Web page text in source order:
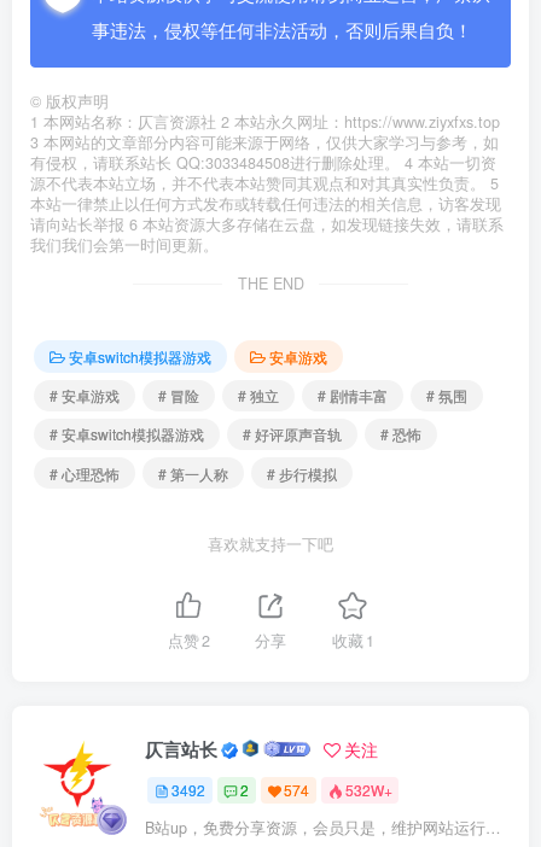
事违法，侵权等任何非法活动，否则后果自负！
© 版权声明
1 本网站名称：仄言资源社 2 本站永久网址：https://www.ziyxfxs.top
3 本网站的文章部分内容可能来源于网络，仅供大家学习与参考，如
有侵权，请联系站长 QQ:3033484508进行删除处理。 4 本站一切资
源不代表本站立场，并不代表本站赞同其观点和对其真实性负责。 5
本站一律禁止以任何方式发布或转载任何违法的相关信息，访客发现
请向站长举报 6 本站资源大多存储在云盘，如发现链接失效，请联系
我们我们会第一时间更新。
THE END
安卓switch模拟器游戏
安卓游戏
# 安卓游戏
# 冒险 # 独立 # 剧情丰富
# 氛围
# 安卓switch模拟器游戏
# 好评原声音轨
# 恐怖
# 心理恐怖
# 第一人称 # 步行模拟
喜欢就支持一下吧
点赞2 分享 收藏 1
仄言站长 关注
3492 2 574 532W+
B站up，免费分享资源，会员只是，维护网站运行，会员权利为可以支持本地下载，更多内容，敬请期待！